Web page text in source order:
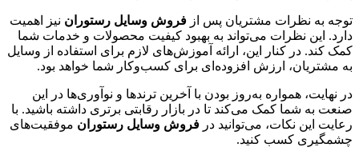
توجه به نظرات مشتریان پس از فروش وسایل رستوران نیز اهمیت
دارد. این نظرات می‌تواند به بهبود کیفیت محصولات و خدمات شما
کمک کند. در کنار این، ارائه آموزش‌های لازم برای استفاده از وسایل
به مشتریان، ارزش افزوده‌ای برای کسب‌وکار شما خواهد بود.
در نهایت، همواره به‌روز بودن با آخرین ترندها و نوآوری‌ها در این
صنعت به شما کمک می‌کند تا در بازار رقابتی برتری داشته باشید. با
رعایت این نکات، می‌توانید در فروش وسایل رستوران موفقیت‌های
چشمگیری کسب کنید.